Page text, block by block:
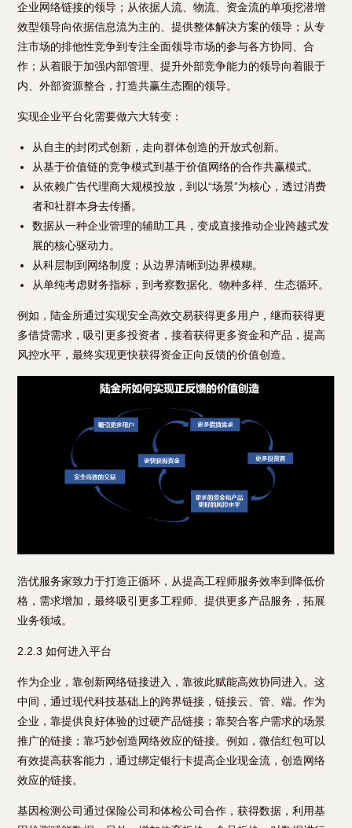
企业网络链接的领导；从依据人流、物流、资金流的单项挖潜增
效型领导向依据信息流为主的、提供整体解决方案的领导；从专
注市场的排他性竞争到专注全面领导市场的参与各方协同、合
作；从着眼于加强内部管理、提升外部竞争能力的领导向着眼于
内、外部资源整合，打造共赢生态圈的领导。
实现企业平台化需要做六大转变：
从自主的封闭式创新，走向群体创造的开放式创新。
从基于价值链的竞争模式到基于价值网络的合作共赢模式。
从依赖广告代理商大规模投放，到以“场景”为核心，透过消费
者和社群本身去传播。
数据从一种企业管理的辅助工具，变成直接推动企业跨越式发
展的核心驱动力。
从科层制到网络制度；从边界清晰到边界模糊。
从单纯考虑财务指标，到考察数据化、物种多样、生态循环。
例如，陆金所通过实现安全高效交易获得更多用户，继而获得更
多借贷需求，吸引更多投资者，接着获得更多资金和产品，提高
风控水平，最终实现更快获得资金正向反馈的价值创造。
浩优服务家致力于打造正循环，从提高工程师服务效率到降低价
格，需求增加，最终吸引更多工程师、提供更多产品服务，拓展
业务领域。
2.2.3 如何进入平台
作为企业，靠创新网络链接进入，靠彼此赋能高效协同进入。这
中间，通过现代科技基础上的跨界链接，链接云、管、端。作为
企业，靠提供良好体验的过硬产品链接；靠契合客户需求的场景
推广的链接；靠巧妙创造网络效应的链接。例如，微信红包可以
有效提高获客能力，通过绑定银行卡提高企业现金流，创造网络
效应的链接。
基因检测公司通过保险公司和体检公司合作，获得数据，利用基